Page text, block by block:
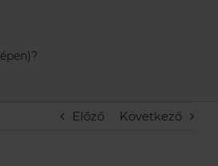
Előző Következő